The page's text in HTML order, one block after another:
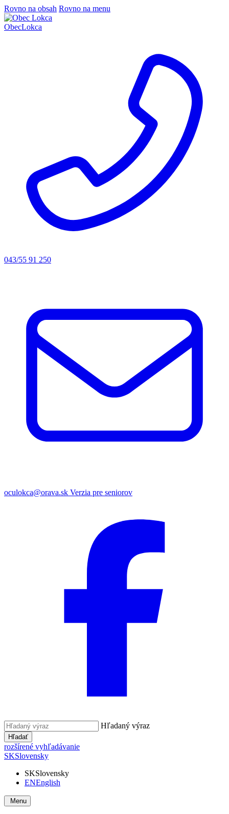
Rovno na obsah Rovno na menu
ObecLokca
043/55 91 250
oculokca@orava.sk Verzia pre seniorov
Hľadaný výraz
Hľadať
rozšírené vyhľadávanie
SKSlovensky
SKSlovensky
ENEnglish
Menu